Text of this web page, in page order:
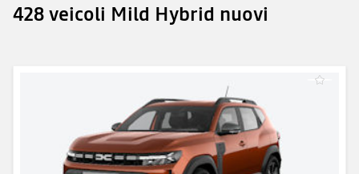
428 veicoli Mild Hybrid nuovi